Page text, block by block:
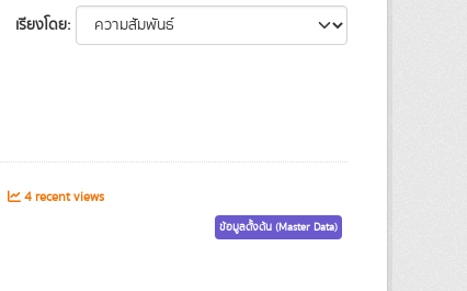
เรียงโดย
4 recent views
ข้อมูลตั้งต้น (Master Data)